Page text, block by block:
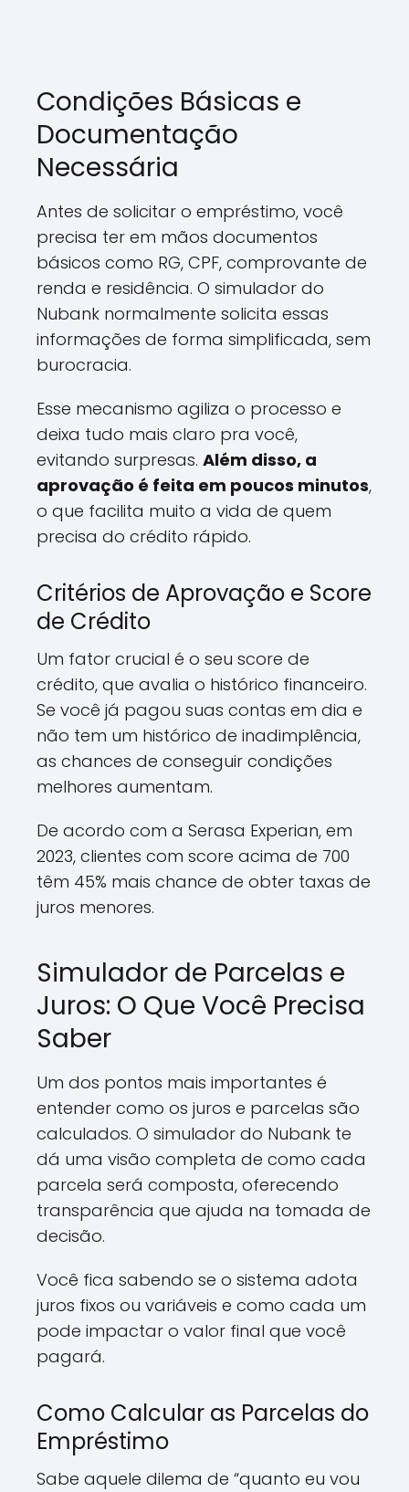
Condições Básicas e
Documentação
Necessária
Antes de solicitar o empréstimo, você
precisa ter em mãos documentos
básicos como RG, CPF, comprovante de
renda e residência. O simulador do
Nubank normalmente solicita essas
informações de forma simplificada, sem
burocracia.
Esse mecanismo agiliza o processo e
deixa tudo mais claro pra você,
evitando surpresas. Além disso, a
aprovação é feita em poucos minutos,
o que facilita muito a vida de quem
precisa do crédito rápido.
Critérios de Aprovação e Score
de Crédito
Um fator crucial é o seu score de
crédito, que avalia o histórico financeiro.
Se você já pagou suas contas em dia e
não tem um histórico de inadimplência,
as chances de conseguir condições
melhores aumentam.
De acordo com a Serasa Experian, em
2023, clientes com score acima de 700
têm 45% mais chance de obter taxas de
juros menores.
Simulador de Parcelas e
Juros: O Que Você Precisa
Saber
Um dos pontos mais importantes é
entender como os juros e parcelas são
calculados. O simulador do Nubank te
dá uma visão completa de como cada
parcela será composta, oferecendo
transparência que ajuda na tomada de
decisão.
Você fica sabendo se o sistema adota
juros fixos ou variáveis e como cada um
pode impactar o valor final que você
pagará.
Como Calcular as Parcelas do
Empréstimo
Sabe aquele dilema de “quanto eu vou